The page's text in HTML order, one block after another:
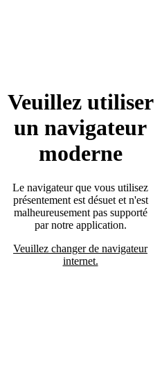
Veuillez utiliser
un navigateur
moderne
Le navigateur que vous utilisez
présentement est désuet et n'est
malheureusement pas supporté
par notre application.
Veuillez changer de navigateur
internet.